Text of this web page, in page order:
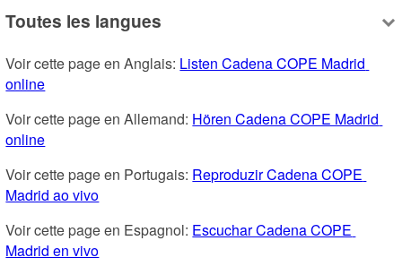
Toutes les langues
Voir cette page en Anglais: Listen Cadena COPE Madrid
online
Voir cette page en Allemand: Hören Cadena COPE Madrid
online
Voir cette page en Portugais: Reproduzir Cadena COPE
Madrid ao vivo
Voir cette page en Espagnol: Escuchar Cadena COPE
Madrid en vivo